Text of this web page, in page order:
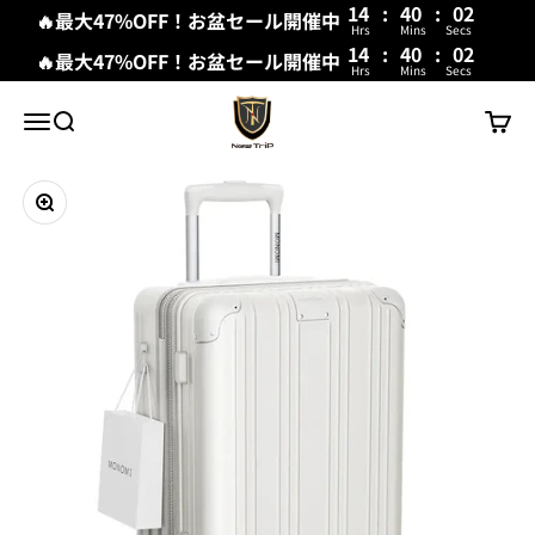
🔥最大47%OFF！お盆セール開催中 14 : 40 : 00
Hrs Mins Secs
🔥最大47%OFF！お盆セール開催中 14 : 40 : 00
Hrs Mins Secs
メニュー
検索
New Trip
カート
ズームイン